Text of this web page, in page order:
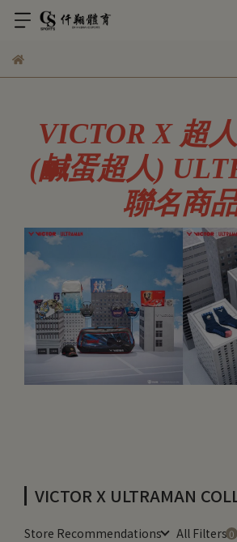
VICTOR X 超
(鹹蛋超人)
聯名商
VICTOR X ULTRAMAN
Store Recommendations
All Filters